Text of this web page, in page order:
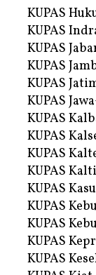
KUPAS
KUPAS
KUPAS
KUPAS
KUPAS
KUPAS
KUPAS
KUPAS
KUPAS
KUPAS
KUPAS
KUPAS
KUPAS
KUPAS
KUPAS